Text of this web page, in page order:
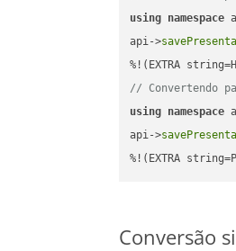
using namespace
api->
// Convertendo
using namespace
api->
%!(EXTRA
Conversão